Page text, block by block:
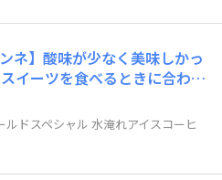
を使わないと、パックを取り
します…。小さくする
くするとか、何とか工夫し
です！【リピート】
リピートします！皆さん、
んですかね？ 最初に使った
りは恐い…じゃないけど、入
すのには菜箸を使ったり、結
ンネ】酸味が少なく美味しかっ
イーツを食べるときに合わせ
リピート】あり【こんな時に
べるご褒美タイムに✨️
ルドスペシャル 水淹れアイスコーヒ